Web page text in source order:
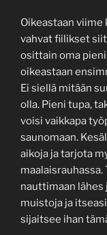
Oikeastaan viime
vahvat fiilikset
osittain oma pieni
oikeastaan
Ei siellä mitään
olla. Pieni tupa,
voisi vaikkapa
saunomaan.
aikoja ja tarjota
nauttimaan lähes
muistoja ja
sijaitsee ihan